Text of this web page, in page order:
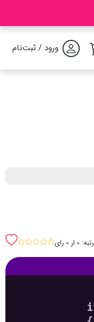
ورود / ثبت‌نام
رتبه: 0 ار 0 رای sssss